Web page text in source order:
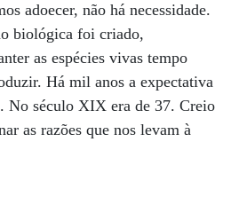
adoecer, não há necessidade.
biológica foi criado,
as espécies vivas tempo
Há mil anos a expectativa
No século XIX era de 37. Creio
as razões que nos levam à